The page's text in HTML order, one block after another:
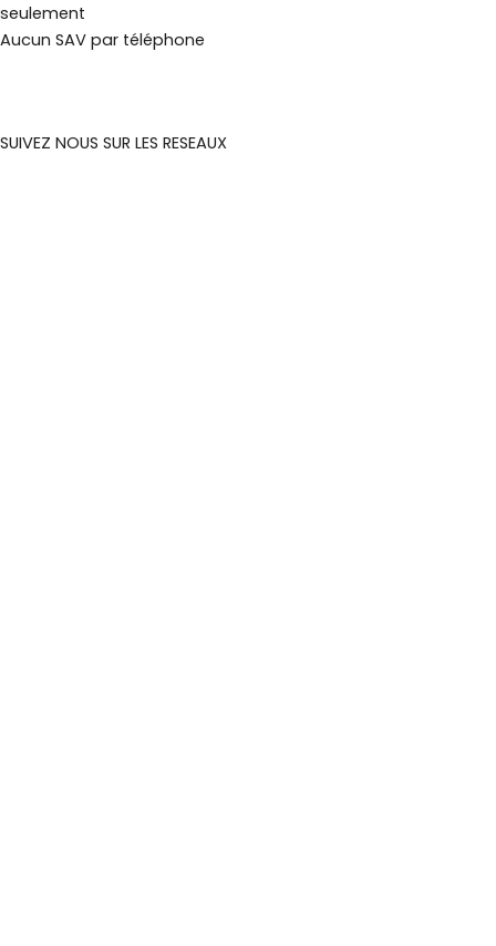
seulement
Aucun SAV par téléphone
SUIVEZ NOUS SUR LES RESEAUX